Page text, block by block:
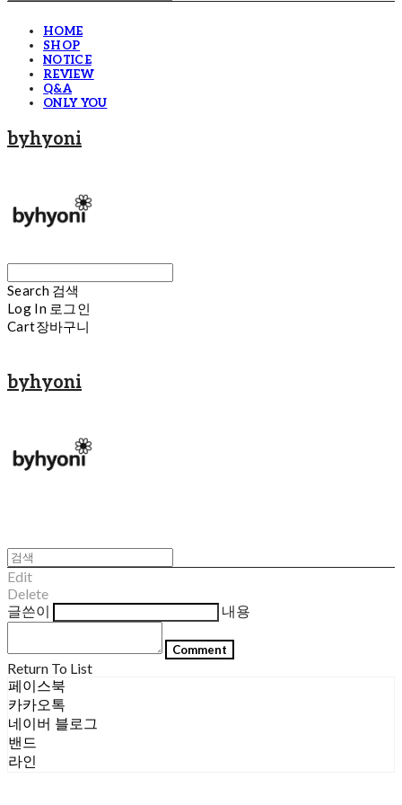
HOME
SHOP
NOTICE
REVIEW
Q&A
ONLY YOU
byhyoni
Search 검색
Log In 로그인
Cart장바구니
byhyoni
Edit
Delete
글쓴이
내용
Comment
Return To List
페이스북
카카오톡
네이버 블로그
밴드
라인